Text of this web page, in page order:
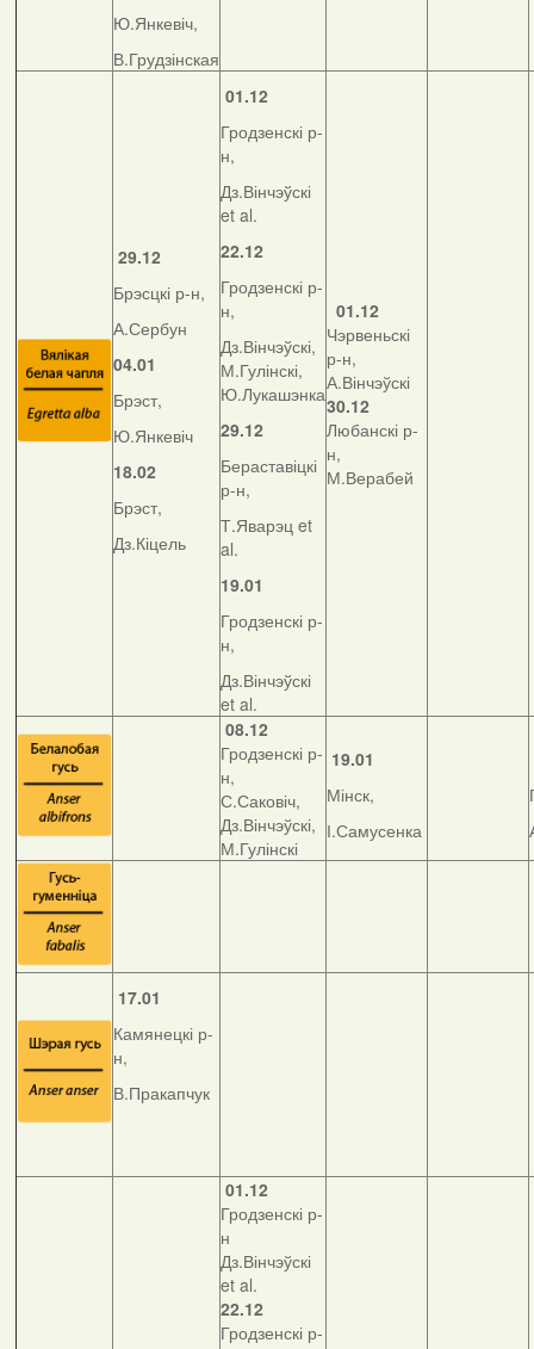
Ю.Янкевіч,
В.Грудзінская
29.12
Брэсцкі р-н,
А.Сербун
04.01
Брэст,
Ю.Янкевіч
18.02
Брэст,
Дз.Кіцель
01.12
Гродзенскі р-
н,
Дз.Вінчэўскі
et al.
22.12
Гродзенскі р-
н,
Дз.Вінчэўскі,
М.Гулінскі,
Ю.Лукашэнка
29.12
Бераставіцкі
р-н,
Т.Яварэц et
al.
19.01
Гродзенскі р-
н,
Дз.Вінчэўскі
et al.
01.12
Чэрвеньскі
р-н,
А.Вінчэўскі
30.12
Любанскі р-
н,
М.Верабей
08.12
Гродзенскі р-
н,
С.Саковіч,
Дз.Вінчэўскі,
М.Гулінскі
19.01
Мінск,
І.Самусенка
17.01
Камянецкі р-
н,
В.Пракапчук
01.12
Гродзенскі р-
н
Дз.Вінчэўскі
et al.
22.12
Гродзенскі р-